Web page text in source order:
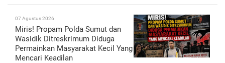
07 Agustus 2026
Miris! Propam Polda Sumut dan
Wasidik Ditreskrimum Diduga
Permainkan Masyarakat Kecil Yang
Mencari Keadilan